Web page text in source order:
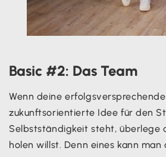
Basic #2: Das Team
Wenn deine
zukunftsorientierte Idee für den
Selbstständigkeit steht, überlege
holen willst. Denn eines kann man